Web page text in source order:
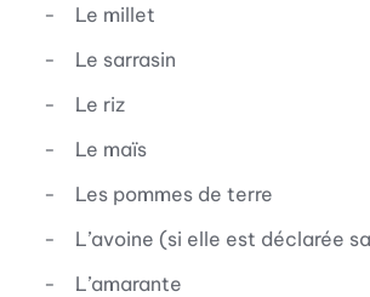
Le millet
Le sarrasin
Le riz
Le maïs
Les pommes de terre
L’avoine (si elle est déclarée
L’amarante